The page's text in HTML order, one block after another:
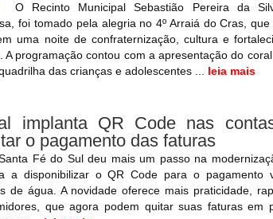
O Recinto Municipal Sebastião Pereira da
foi tomado pela alegria no 4º Arraiá do Cras,
uma noite de confraternização, cultura e
A programação contou com a apresentação do
das crianças e adolescentes ... leia mais
implanta QR Code nas
o pagamento das faturas
Fé do Sul deu mais um passo na
a disponibilizar o QR Code para o pagamento
de água. A novidade oferece mais praticidade,
que agora podem quitar suas faturas em